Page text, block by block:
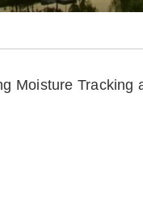
Moisture Tracking